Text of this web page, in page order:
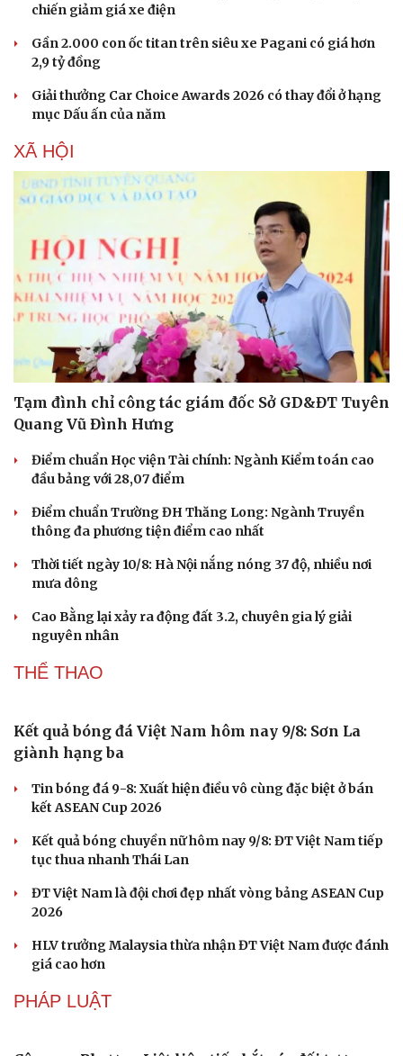
Dinh dưỡng - món ngon
Cây thuốc
Sản phụ khoa
Nhi khoa
Làm đẹp - giảm cân
Phòng mạch online
Ăn sạch sống khỏe
Blog
chiến giảm giá xe điện
Gần 2.000 con ốc titan trên siêu xe Pagani có giá hơn
2,9 tỷ đồng
Giải thưởng Car Choice Awards 2026 có thay đổi ở hạng
mục Dấu ấn của năm
XÃ HỘI
Tạm đình chỉ công tác giám đốc Sở GD&ĐT Tuyên
Quang Vũ Đình Hưng
Điểm chuẩn Học viện Tài chính: Ngành Kiểm toán cao
đầu bảng với 28,07 điểm
Điểm chuẩn Trường ĐH Thăng Long: Ngành Truyền
thông đa phương tiện điểm cao nhất
Thời tiết ngày 10/8: Hà Nội nắng nóng 37 độ, nhiều nơi
mưa dông
Cao Bằng lại xảy ra động đất 3.2, chuyên gia lý giải
nguyên nhân
THỂ THAO
giành hạng ba
kết ASEAN Cup 2026